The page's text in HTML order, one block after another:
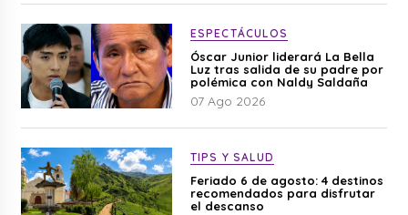
ESPECTÁCULOS
Óscar Junior liderará La Bella
Luz tras salida de su padre por
polémica con Naldy Saldaña
07 Ago 2026
TIPS Y SALUD
Feriado 6 de agosto: 4 destinos
recomendados para disfrutar
el descanso